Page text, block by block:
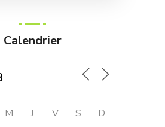
Calendrier
M J V S D